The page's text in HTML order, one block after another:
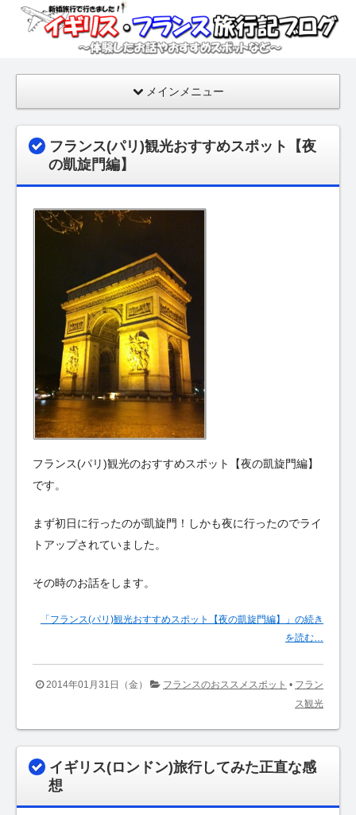
イギ
ンス
旅行
記ブ
ログ
【新
婚旅
行の
スポ
ト】
メインメニュー
フランス(パリ)観光おすすめスポット【夜
の凱旋門編】
フランス(パリ)観光のおすすめスポット【夜の凱旋門編】
です。
まず初日に行ったのが凱旋門！しかも夜に行ったのでライ
トアップされていました。
その時のお話をします。
「フランス(パリ)観光おすすめスポット【夜の凱旋門編】」の続き
を読む…
2014年01月31日（金） フランスのおススメスポット • フラン
ス観光
イギリス(ロンドン)旅行してみた正直な感
想